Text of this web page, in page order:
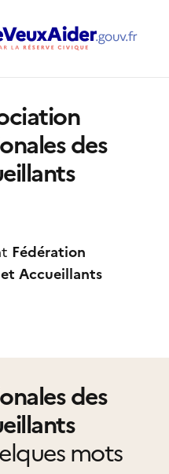
des
Fédération
Accueillants
des
mots